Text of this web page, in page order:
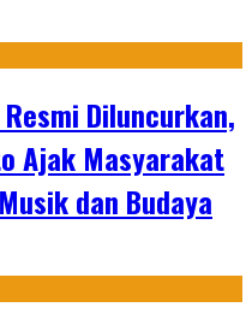
Resmi Diluncurkan,
Ajak Masyarakat
dan Budaya